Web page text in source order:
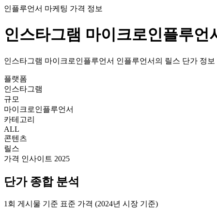
인플루언서 마케팅 가격 정보
인스타그램 마이크로인플루언
인스타그램 마이크로인플루언서 인플루언서의 릴스 단가 정보
플랫폼
인스타그램
규모
마이크로인플루언서
카테고리
ALL
콘텐츠
릴스
가격 인사이트 2025
단가종합 분석
1회 게시물 기준 표준 가격 (2024년 시장 기준)